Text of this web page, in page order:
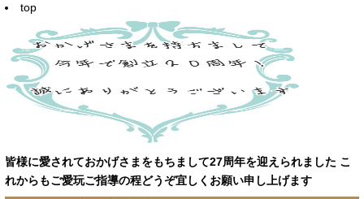
top
皆様に愛されておかげさまをもちまして27周年を迎えられました こ
れからもご愛玩ご指導の程どうぞ宜しくお願い申し上げます